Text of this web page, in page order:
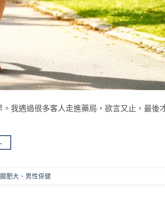
我遇過很多客人走進藥局，欲言又止，最後
肥大 、 男性保健